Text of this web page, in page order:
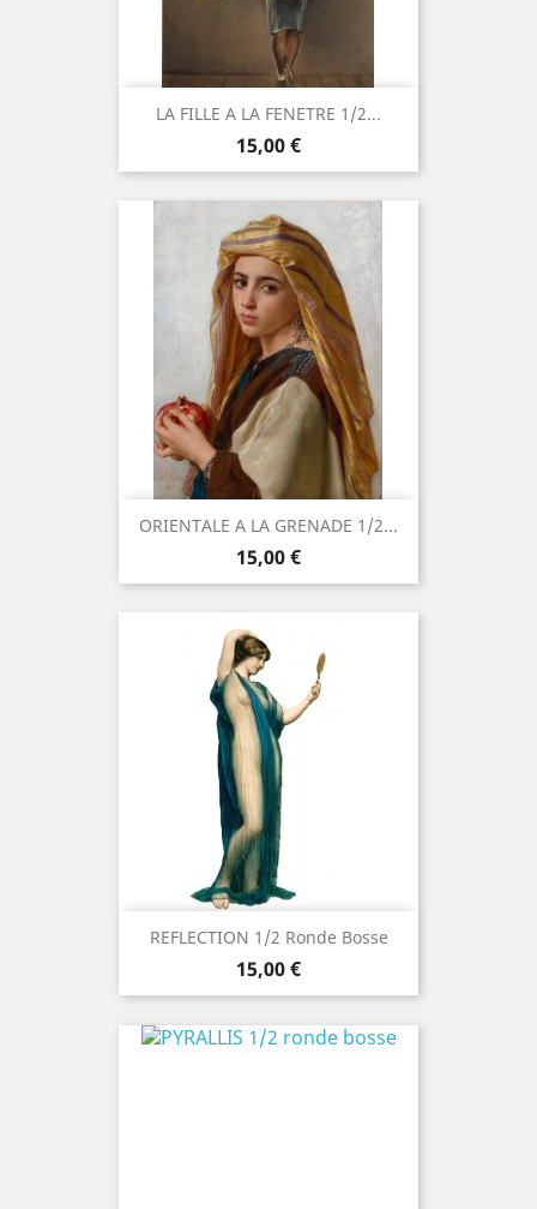
LA FILLE A LA FENETRE 1/2...
Precio
15,00 €
ORIENTALE A LA GRENADE 1/2...
Precio
15,00 €
REFLECTION 1/2 Ronde Bosse
Precio
15,00 €